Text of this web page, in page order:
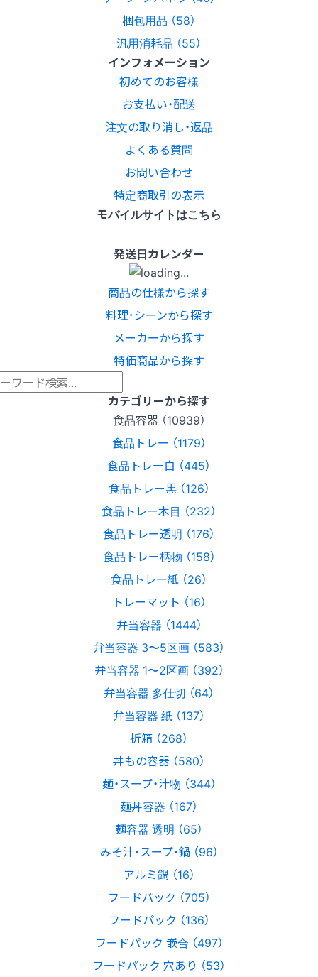
梱包用品 （58）
汎用消耗品 （55）
インフォメーション
初めてのお客様
お支払い・配送
注文の取り消し・返品
よくある質問
お問い合わせ
特定商取引の表示
モバイルサイトはこちら
発送日カレンダー
商品の仕様から探す
料理･シーンから探す
メーカーから探す
特価商品から探す
カテゴリーから探す
食品容器 （10939）
食品トレー （1179）
食品トレー白 （445）
食品トレー黒 （126）
食品トレー木目 （232）
食品トレー透明 （176）
食品トレー柄物 （158）
食品トレー紙 （26）
トレーマット （16）
弁当容器 （1444）
弁当容器 3〜5区画 （583）
弁当容器 1〜2区画 （392）
弁当容器 多仕切 （64）
弁当容器 紙 （137）
折箱 （268）
丼もの容器 （580）
麺・スープ・汁物 （344）
麺丼容器 （167）
麺容器 透明 （65）
みそ汁・スープ・鍋 （96）
アルミ鍋 （16）
フードパック （705）
フードパック （136）
フードパック 嵌合 （497）
フードパック 穴あり （53）